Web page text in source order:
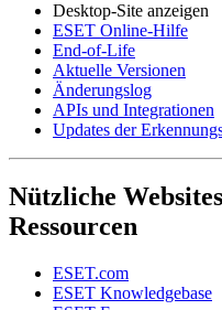
Desktop-Site anzeigen
ESET Online-Hilfe
End-of-Life
Aktuelle Versionen
Änderungslog
APIs und Integrationen
Updates der
Nützliche
Ressourcen
ESET.com
ESET Knowledgebase